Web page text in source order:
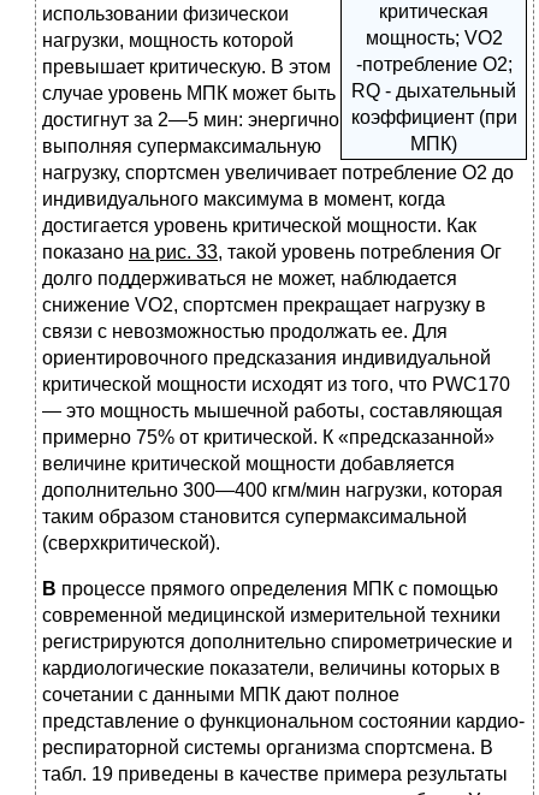
критическая
мощность; VO2
-потребление О2;
RQ - дыхательный
коэффициент (при
МПК)
использовании физическои
нагрузки, мощность которой
превышает критическую. В этом
случае уровень МПК может быть
достигнут за 2—5 мин: энергично
выполняя супермаксимальную
нагрузку, спортсмен увеличивает потребление О2 до
индивидуального максимума в момент, когда
достигается уровень критической мощности. Как
показано на рис. 33, такой уровень потребления Ог
долго поддерживаться не может, наблюдается
снижение VO2, спортсмен прекращает нагрузку в
связи с невозможностью продолжать ее. Для
ориентировочного предсказания индивидуальной
критической мощности исходят из того, что PWC170
— это мощность мышечной работы, составляющая
примерно 75% от критической. К «предсказанной»
величине критической мощности добавляется
дополнительно 300—400 кгм/мин нагрузки, которая
таким образом становится супермаксимальной
(сверхкритической).
В процессе прямого определения МПК с помощью
современной медицинской измерительной техники
регистрируются дополнительно спирометрические и
кардиологические показатели, величины которых в
сочетании с данными МПК дают полное
представление о функциональном состоянии кардио-
респираторной системы организма спортсмена. В
табл. 19 приведены в качестве примера результаты